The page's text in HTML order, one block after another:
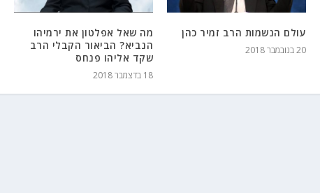
עולם הנשמות הרב זמיר כהן
20 בנובמבר 2018
מה שאל אפלטון את ירמיהו
הנביא? הביאור הקבלי הרב
שקד אליהו פנחס
18 בדצמבר 2018